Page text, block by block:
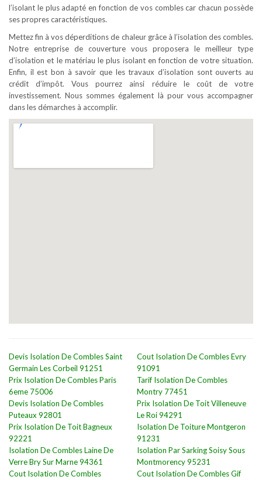
l’isolant le plus adapté en fonction de vos combles car chacun possède
ses propres caractéristiques.
Mettez fin à vos déperditions de chaleur grâce à l’isolation des combles.
Notre entreprise de couverture vous proposera le meilleur type
d’isolation et le matériau le plus isolant en fonction de votre situation.
Enfin, il est bon à savoir que les travaux d’isolation sont ouverts au
crédit d’impôt. Vous pourrez ainsi réduire le coût de votre
investissement. Nous sommes également là pour vous accompagner
dans les démarches à accomplir.
Devis Isolation De Combles Saint
Germain Les Corbeil 91251
Prix Isolation De Combles Paris
6eme 75006
Devis Isolation De Combles
Puteaux 92801
Prix Isolation De Toit Bagneux
92221
Isolation De Combles Laine De
Verre Bry Sur Marne 94361
Cout Isolation De Combles
Cout Isolation De Combles Evry
91091
Tarif Isolation De Combles
Montry 77451
Prix Isolation De Toit Villeneuve
Le Roi 94291
Isolation De Toiture Montgeron
91231
Isolation Par Sarking Soisy Sous
Montmorency 95231
Cout Isolation De Combles Gif